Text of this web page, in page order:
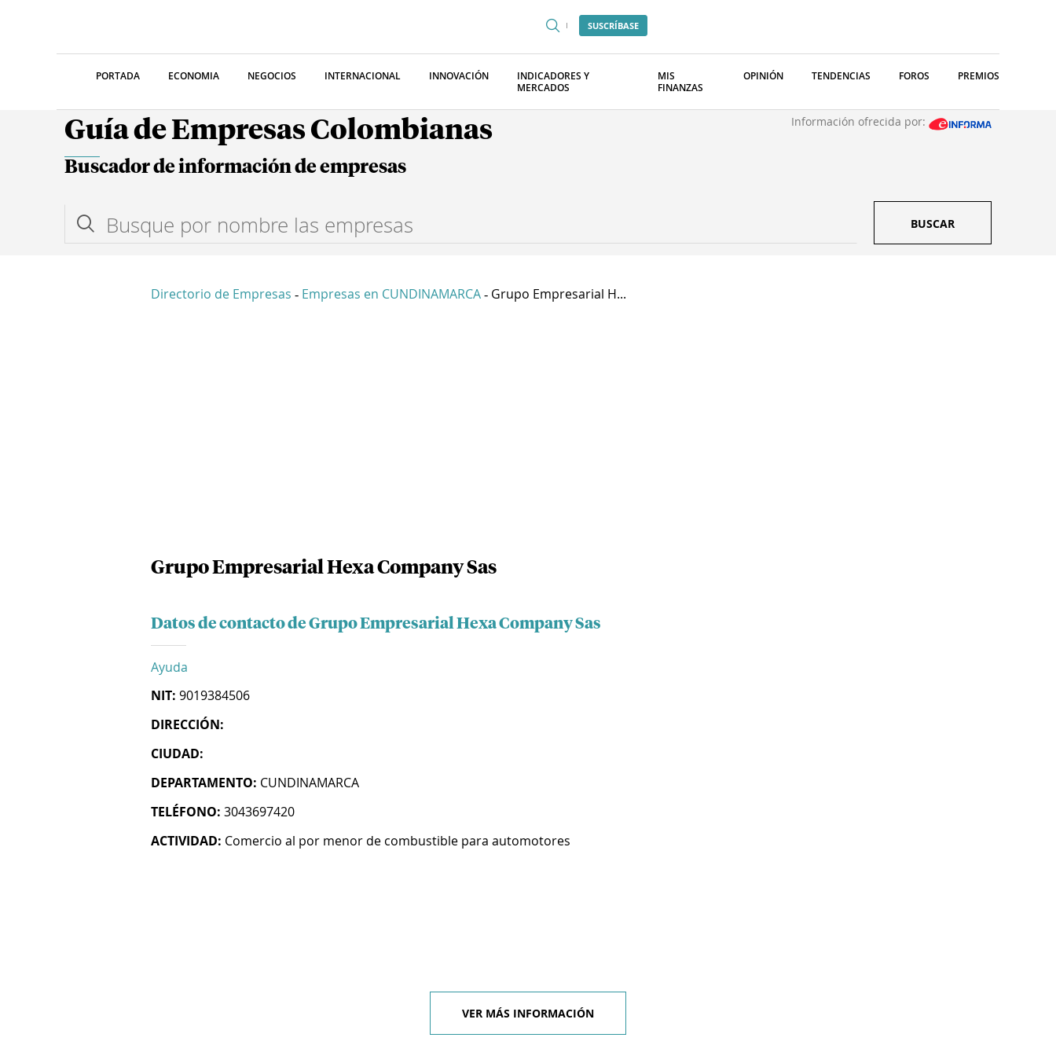
SUSCRÍBASE
PORTADA ECONOMIA NEGOCIOS INTERNACIONAL INNOVACIÓN
INDICADORES Y
MERCADOS
MIS
FINANZAS
OPINIÓN TENDENCIAS FOROS PREMIOS
Guía de Empresas Colombianas Información ofrecida por:
Buscador de información de empresas
BUSCAR
Directorio de Empresas - Empresas en CUNDINAMARCA - Grupo Empresarial H...
Grupo Empresarial Hexa Company Sas
Datos de contacto de Grupo Empresarial Hexa Company Sas
Ayuda
NIT: 9019384506
DIRECCIÓN:
CIUDAD:
DEPARTAMENTO: CUNDINAMARCA
TELÉFONO: 3043697420
ACTIVIDAD: Comercio al por menor de combustible para automotores
VER MÁS INFORMACIÓN